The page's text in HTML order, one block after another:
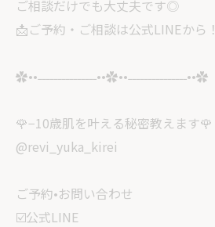
ご相談だけでも大丈夫です◎
📩ご予約・ご相談は公式LINEから！
✿••˗˗˗˗˗˗˗˗˗˗˗˗˗˗˗••✿••˗˗˗˗˗˗˗˗˗˗˗˗˗˗˗••✿
🌹−10歳肌を叶える秘密教えます🌹
@revi_yuka_kirei
ご予約•お問い合わせ
☑️公式LINE